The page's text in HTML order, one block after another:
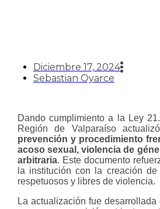
Diciembre 17, 2024
Sebastian Oyarce
Dando cumplimiento a la Ley
Región de Valparaíso
prevención y procedimiento
acoso sexual, violencia de
arbitraria. Este documento
la institución con la creación de
respetuosos y libres de violencia.
La actualización fue